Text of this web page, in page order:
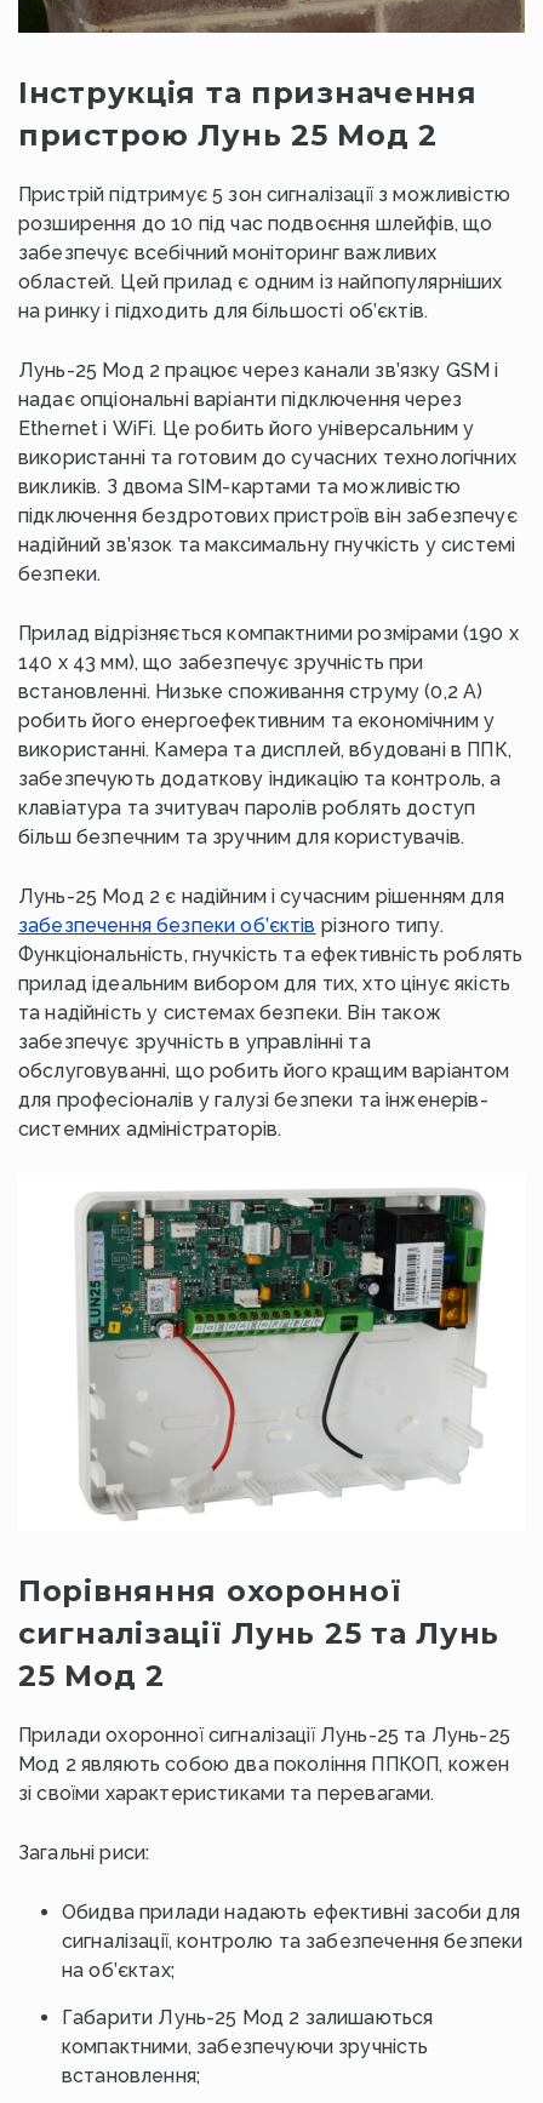
Інструкція та призначення
пристрою Лунь 25 Мод 2
Пристрій підтримує 5 зон сигналізації з можливістю
розширення до 10 під час подвоєння шлейфів, що
забезпечує всебічний моніторинг важливих
областей. Цей прилад є одним із найпопулярніших
на ринку і підходить для більшості об’єктів.
Лунь-25 Мод 2 працює через канали зв’язку GSM і
надає опціональні варіанти підключення через
Ethernet і WiFi. Це робить його універсальним у
використанні та готовим до сучасних технологічних
викликів. З двома SIM-картами та можливістю
підключення бездротових пристроїв він забезпечує
надійний зв’язок та максимальну гнучкість у системі
безпеки.
Прилад відрізняється компактними розмірами (190 х
140 х 43 мм), що забезпечує зручність при
встановленні. Низьке споживання струму (0,2 А)
робить його енергоефективним та економічним у
використанні. Камера та дисплей, вбудовані в ППК,
забезпечують додаткову індикацію та контроль, а
клавіатура та зчитувач паролів роблять доступ
більш безпечним та зручним для користувачів.
Лунь-25 Мод 2 є надійним і сучасним рішенням для
забезпечення безпеки об’єктів різного типу.
Функціональність, гнучкість та ефективність роблять
прилад ідеальним вибором для тих, хто цінує якість
та надійність у системах безпеки. Він також
забезпечує зручність в управлінні та
обслуговуванні, що робить його кращим варіантом
для професіоналів у галузі безпеки та інженерів-
системних адміністраторів.
Порівняння охоронної
сигналізації Лунь 25 та Лунь
25 Мод 2
Прилади охоронної сигналізації Лунь-25 та Лунь-25
Мод 2 являють собою два покоління ППКОП, кожен
зі своїми характеристиками та перевагами.
Загальні риси:
Обидва прилади надають ефективні засоби для
сигналізації, контролю та забезпечення безпеки
на об’єктах;
Габарити Лунь-25 Мод 2 залишаються
компактними, забезпечуючи зручність
встановлення;